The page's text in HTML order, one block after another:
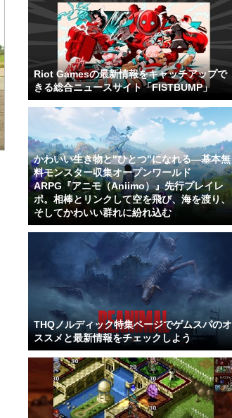
Riot Gamesの最新情報をキャッチアップで
きる総合ニュースサイト「FISTBUMP」
かわいい生き物と"ひとつ"になれる―基本無
料モンスター収集オープンワールド
ARPG『アニモ（Aniimo）』先行プレイレ
ポ。相棒とリンクして空を飛び、海を渡り、
そしてかわいい群れに紛れ込む
THQノルディック特集ページでゲムスパのオ
ススメと最新情報をチェックしよう